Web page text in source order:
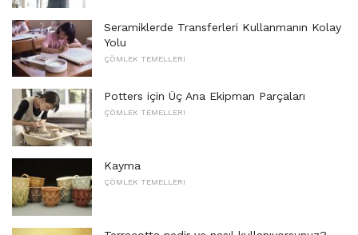
Seramiklerde Transferleri Kullanmanın Kolay
Yolu
ÇÖMLEK TEMELLERI
Potters için Üç Ana Ekipman Parçaları
ÇÖMLEK TEMELLERI
Kayma
ÇÖMLEK TEMELLERI